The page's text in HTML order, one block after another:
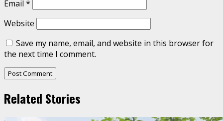
Email *
Website
Save my name, email, and website in this browser for
the next time I comment.
Related Stories